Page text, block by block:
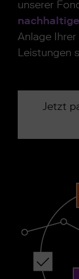
unserer
Anlage
Leistungen
Jetzt